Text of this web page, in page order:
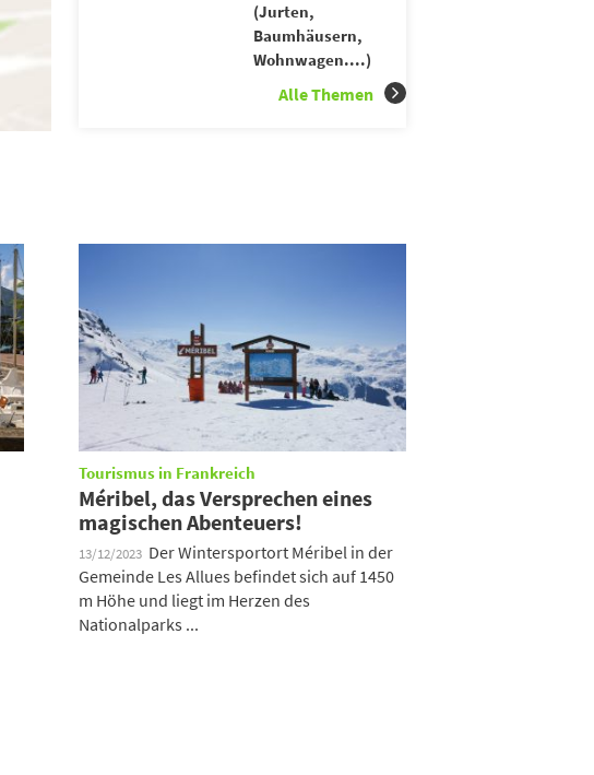
(Jurten,
Baumhäusern,
Wohnwagen....)
Alle Themen
Tourismus in Frankreich
Méribel, das Versprechen eines
magischen Abenteuers!
13/12/2023 Der Wintersportort Méribel in der
Gemeinde Les Allues befindet sich auf 1450
m Höhe und liegt im Herzen des
Nationalparks ...